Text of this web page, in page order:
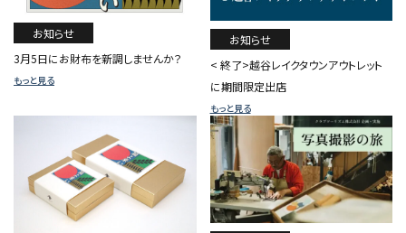
お知らせ
3月5日にお財布を新調しませんか？
もっと見る
お知らせ
< 終了>越谷レイクタウンアウトレット
に期間限定出店
もっと見る